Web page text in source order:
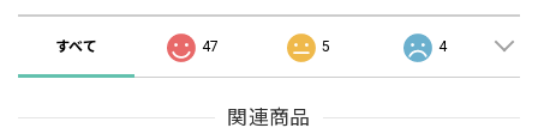
すべて 47 5 4
関連商品